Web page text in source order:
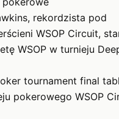
rekordzista pod
WSOP Circuit,
WSOP w turnieju
tournament final
pokerowego WSOP